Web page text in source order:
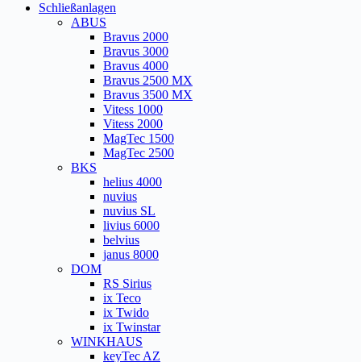
Schließanlagen
ABUS
Bravus 2000
Bravus 3000
Bravus 4000
Bravus 2500 MX
Bravus 3500 MX
Vitess 1000
Vitess 2000
MagTec 1500
MagTec 2500
BKS
helius 4000
nuvius
nuvius SL
livius 6000
belvius
janus 8000
DOM
RS Sirius
ix Teco
ix Twido
ix Twinstar
WINKHAUS
keyTec AZ